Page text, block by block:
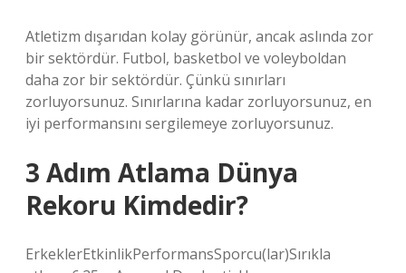
Atletizm dışarıdan kolay görünür, ancak aslında zor
bir sektördür. Futbol, ​​basketbol ve voleyboldan
daha zor bir sektördür. Çünkü sınırları
zorluyorsunuz. Sınırlarına kadar zorluyorsunuz, en
iyi performansını sergilemeye zorluyorsunuz.
3 Adım Atlama Dünya
Rekoru Kimdedir?
ErkeklerEtkinlikPerformansSporcu(lar)Sırıkla